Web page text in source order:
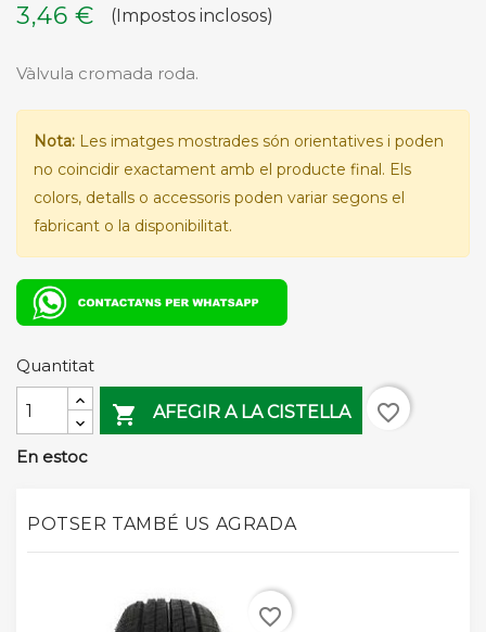
3,46 €
(Impostos inclosos)
Vàlvula cromada roda.
Nota: Les imatges mostrades són orientatives i poden
no coincidir exactament amb el producte final. Els
colors, detalls o accessoris poden variar segons el
fabricant o la disponibilitat.
Quantitat
 AFEGIR A LA CISTELLA favorite_border
En estoc
POTSER TAMBÉ US AGRADA
favorite_border